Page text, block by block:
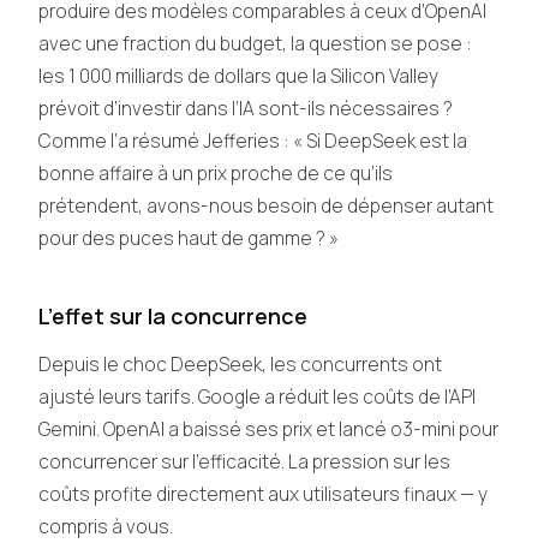
produire des modèles comparables à ceux d’OpenAI
avec une fraction du budget, la question se pose :
les 1 000 milliards de dollars que la Silicon Valley
prévoit d’investir dans l’IA sont-ils nécessaires ?
Comme l’a résumé Jefferies : « Si DeepSeek est la
bonne affaire à un prix proche de ce qu’ils
prétendent, avons-nous besoin de dépenser autant
pour des puces haut de gamme ? »
L’effet sur la concurrence
Depuis le choc DeepSeek, les concurrents ont
ajusté leurs tarifs. Google a réduit les coûts de l’API
Gemini. OpenAI a baissé ses prix et lancé o3-mini pour
concurrencer sur l’efficacité. La pression sur les
coûts profite directement aux utilisateurs finaux — y
compris à vous.